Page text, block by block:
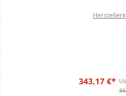
343,17 €*